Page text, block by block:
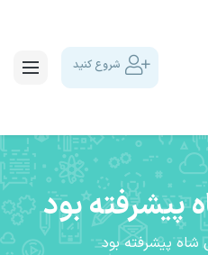
شروع کنید
پیشرفته بود
شاه پیشرفته بود